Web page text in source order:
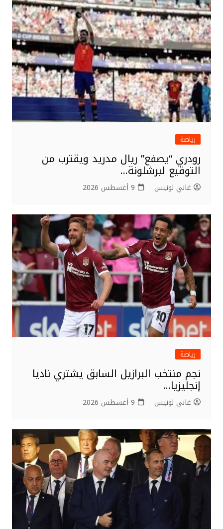
o
o
k
رياضة
رودري “يصفع” ريال مدريد ويقترب من
التوقيع لبرشلونة…
غاني لونيس 9 أغسطس 2026
رياضة
نجم منتخب البرازيل السابق يشتري ناديا
إنجليزيا…
غاني لونيس 9 أغسطس 2026